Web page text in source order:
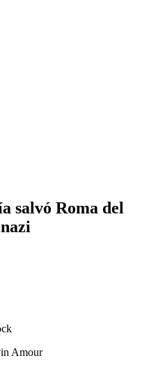
salvó Roma del
Amour